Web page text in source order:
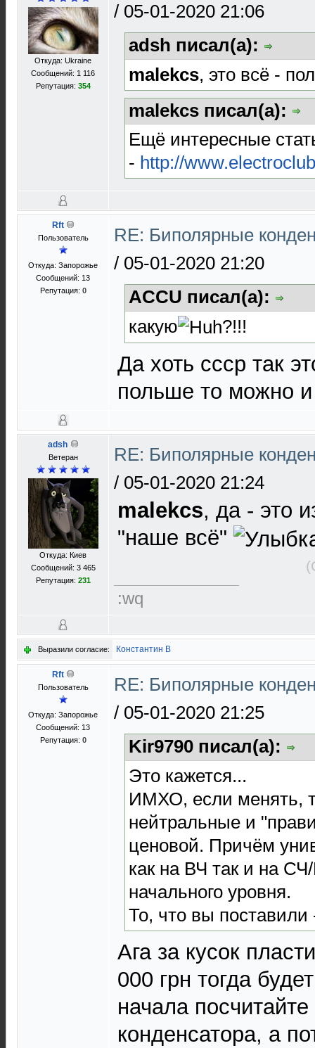
Откуда: Ukraine
Сообщений: 1 116
Репутация: 354
/ 05-01-2020 21:06
adsh писал(а):
malekcs, это всё -
malekcs писал(а):
Ещё интересные
- http://
Rft
Пользователь
Откуда: Запорожье
Сообщений: 13
Репутация: 0
RE: Биполярные
/ 05-01-2020 21:20
ACCU писал(а):
какую
?!!!
Да хоть ссср так
польше то можно
adsh
Ветеран
Откуда: Киев
Сообщений: 3 465
Репутация: 231
RE: Биполярные
/ 05-01-2020 21:24
malekcs, да - это
"наше всё"
:wq
Выразили согласие: Константин В
Rft
Пользователь
Откуда: Запорожье
Сообщений: 13
Репутация: 0
RE: Биполярные
/ 05-01-2020 21:25
Kir9790 писал(а):
Это кажется...
ИМХО, если менять,
нейтральные и
ценовой. Причём
как на ВЧ так и на
начального уровня.
То, что вы поставили
Ага за кусок
000 грн тогда
начала
конденсатора, а